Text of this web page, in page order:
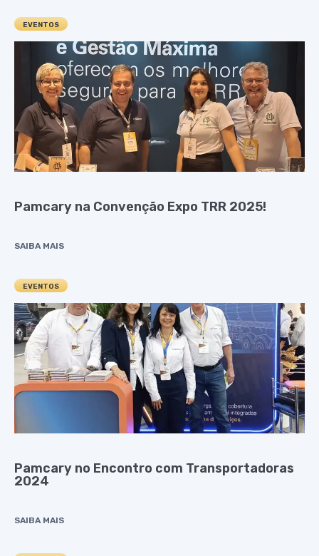
EVENTOS
Pamcary na Convenção Expo TRR 2025!
SAIBA MAIS
EVENTOS
Pamcary no Encontro com Transportadoras
2024
SAIBA MAIS